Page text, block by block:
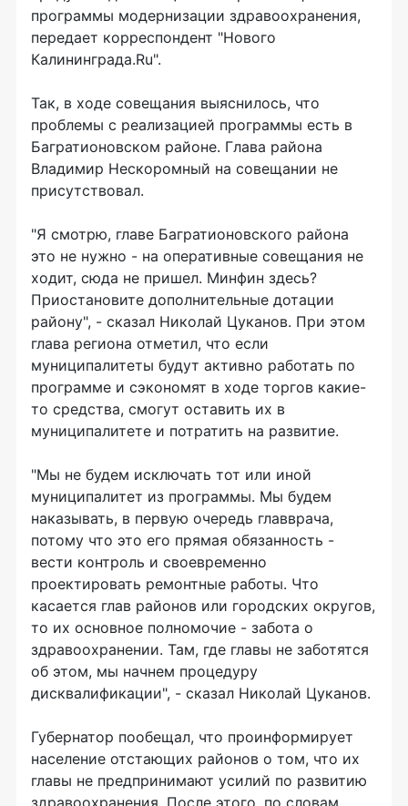
программы модернизации здравоохранения,
передает корреспондент "Нового
Калининграда.Ru".
Так, в ходе совещания выяснилось, что
проблемы с реализацией программы есть в
Багратионовском районе. Глава района
Владимир Нескоромный на совещании не
присутствовал.
"Я смотрю, главе Багратионовского района
это не нужно - на оперативные совещания не
ходит, сюда не пришел. Минфин здесь?
Приостановите дополнительные дотации
району", - сказал Николай Цуканов. При этом
глава региона отметил, что если
муниципалитеты будут активно работать по
программе и сэкономят в ходе торгов какие-
то средства, смогут оставить их в
муниципалитете и потратить на развитие.
"Мы не будем исключать тот или иной
муниципалитет из программы. Мы будем
наказывать, в первую очередь главврача,
потому что это его прямая обязанность -
вести контроль и своевременно
проектировать ремонтные работы. Что
касается глав районов или городских округов,
то их основное полномочие - забота о
здравоохранении. Там, где главы не заботятся
об этом, мы начнем процедуру
дисквалификации", - сказал Николай Цуканов.
Губернатор пообещал, что проинформирует
население отстающих районов о том, что их
главы не предпринимают усилий по развитию